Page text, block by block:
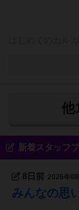
他
新着スタッフ
8日前 2026年
みんなの思